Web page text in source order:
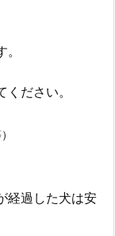
ださい。
経過した犬は安